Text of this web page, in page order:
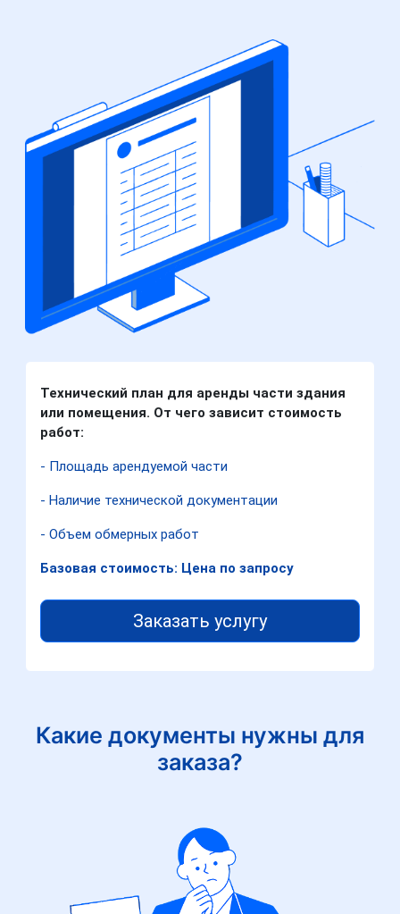
Технический план для аренды части здания
или помещения. От чего зависит стоимость
работ:
- Площадь арендуемой части
- Наличие технической документации
- Объем обмерных работ
Базовая стоимость: Цена по запросу
Заказать услугу
Какие документы нужны для
заказа?